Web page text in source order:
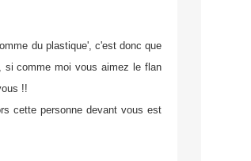
du plastique', c'est donc que
comme moi vous aimez le flan
!!
cette personne devant vous est